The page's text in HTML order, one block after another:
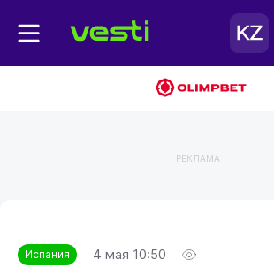
РЕКЛАМА
Испания 4 мая 10:50